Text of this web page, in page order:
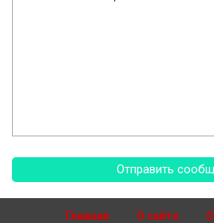
Главная О сайте